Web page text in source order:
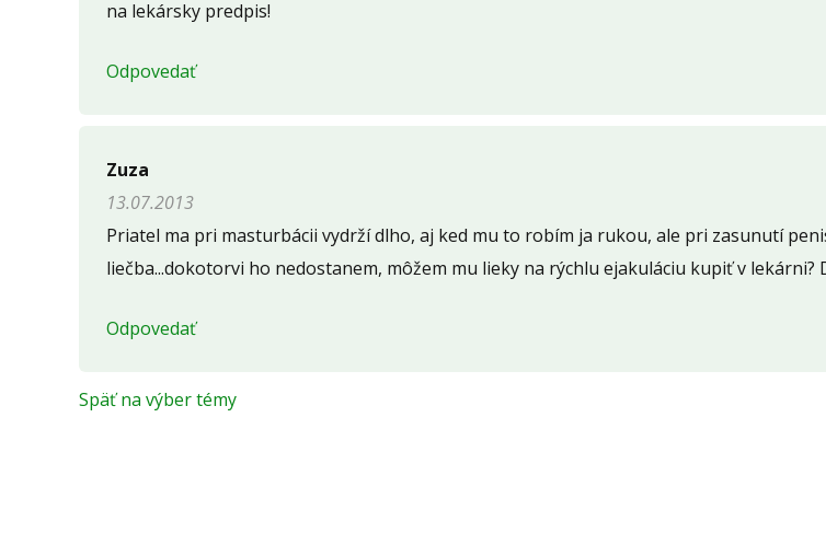
na lekársky predpis!
Odpovedať
Zuza
13.07.2013
Priatel ma pri masturbácii vydrží dlho, aj ked mu to robím ja rukou, ale pri zasunutí
liečba...dokotorvi ho nedostanem, môžem mu lieky na rýchlu ejakuláciu kupiť v lekárni?
Odpovedať
Späť na výber témy